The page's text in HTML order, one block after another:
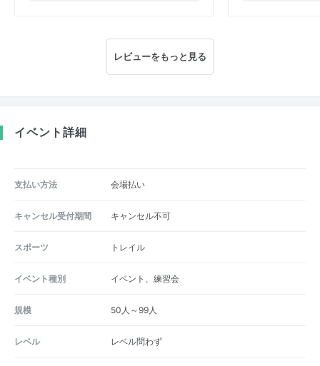
レビューをもっと見る
イベント詳細
支払い方法 会場払い
キャンセル受付期間 キャンセル不可
スポーツ トレイル
イベント種別 イベント、練習会
規模 50人～99人
レベル レベル問わず